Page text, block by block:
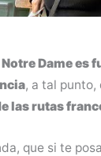
Dame es
, a tal punto,
las rutas
que si te